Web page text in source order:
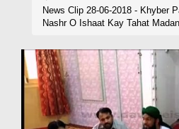
Volunteer Portal
Rohani Ilaj
Donation
News Clip 28-06-2018 - Khyber
Nashr O Ishaat Kay Tahat